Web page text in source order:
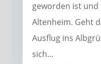
geworden ist
Altenheim. Geht
Ausflug ins
sich...